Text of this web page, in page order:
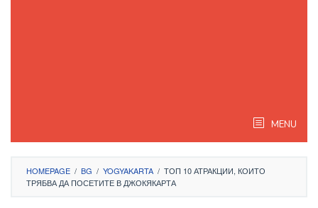
MENU
HOMEPAGE / BG / YOGYAKARTA / ТОП 10 АТРАКЦИИ, КОИТО
ТРЯБВА ДА ПОСЕТИТЕ В ДЖОКЯКАРТА